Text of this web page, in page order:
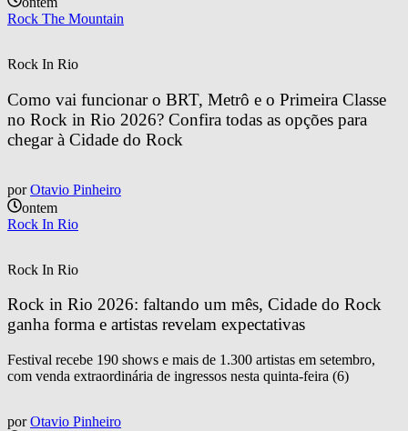
Rock The Mountain
Rock In Rio
Como vai funcionar o BRT, Metrô e o Primeira Classe
no Rock in Rio 2026? Confira todas as opções para
chegar à Cidade do Rock
por Otavio Pinheiro
ontem
Rock In Rio
Rock In Rio
Rock in Rio 2026: faltando um mês, Cidade do Rock
ganha forma e artistas revelam expectativas
Festival recebe 190 shows e mais de 1.300 artistas em setembro,
com venda extraordinária de ingressos nesta quinta-feira (6)
por Otavio Pinheiro